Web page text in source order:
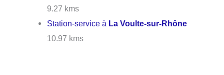
9.27 kms
Station-service à La Voulte-sur-Rhône
10.97 kms